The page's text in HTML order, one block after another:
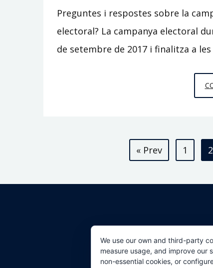
Preguntes i respostes sobre la
electoral? La campanya electoral
de setembre de 2017 i finalitza a
« Prev 1 2
We use our own and third-party
measure usage, and improve our
non-essential cookies, or